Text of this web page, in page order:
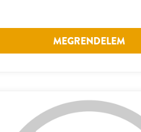
MEGRENDELEM